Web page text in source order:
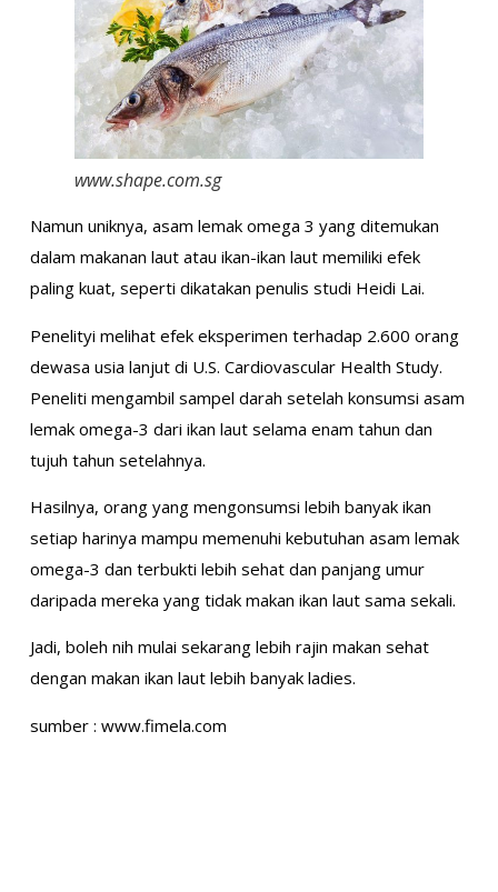
www.shape.com.sg
Namun uniknya, asam lemak omega 3 yang ditemukan
dalam makanan laut atau ikan-ikan laut memiliki efek
paling kuat, seperti dikatakan penulis studi Heidi Lai.
Penelityi melihat efek eksperimen terhadap 2.600 orang
dewasa usia lanjut di U.S. Cardiovascular Health Study.
Peneliti mengambil sampel darah setelah konsumsi asam
lemak omega-3 dari ikan laut selama enam tahun dan
tujuh tahun setelahnya.
Hasilnya, orang yang mengonsumsi lebih banyak ikan
setiap harinya mampu memenuhi kebutuhan asam lemak
omega-3 dan terbukti lebih sehat dan panjang umur
daripada mereka yang tidak makan ikan laut sama sekali.
Jadi, boleh nih mulai sekarang lebih rajin makan sehat
dengan makan ikan laut lebih banyak ladies.
sumber : www.fimela.com